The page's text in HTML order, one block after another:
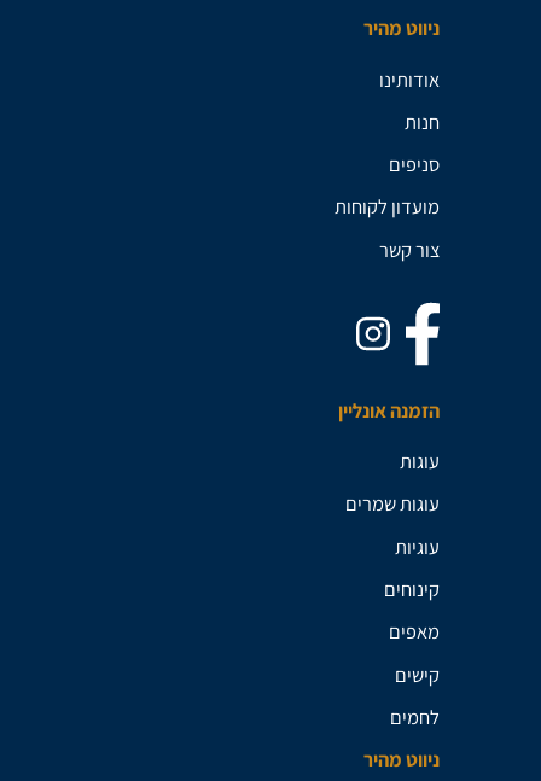
ניווט מהיר
אודותינו
חנות
סניפים
מועדון לקוחות
צור קשר
הזמנה אונליין
עוגות
עוגות שמרים
עוגיות
קינוחים
מאפים
קישים
לחמים
ניווט מהיר